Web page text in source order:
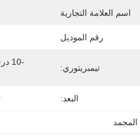
اسم العلامة التجارية
رقم الموديل
تيمبريتوري:
البعد: